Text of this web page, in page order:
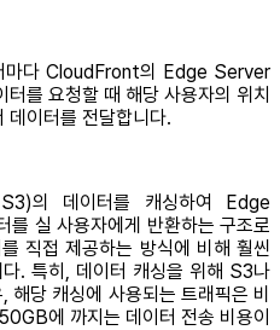
마다 CloudFront의 Edge Server
를 요청할 때 해당 사용자의 위치
이터를 전달합니다.
의 데이터를 캐싱하여 Edge
실 사용자에게 반환하는 구조로
직접 제공하는 방식에 비해 훨씬
. 특히, 데이터 캐싱을 위해 S3나
당 캐싱에 사용되는 트래픽은 비
에 까지는 데이터 전송 비용이